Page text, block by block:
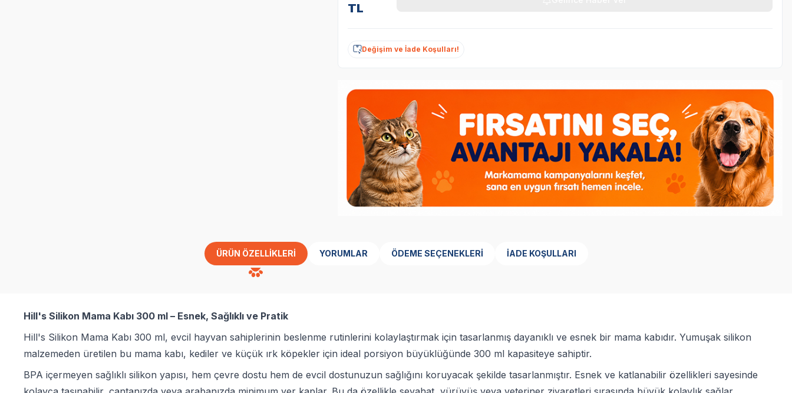
TL
Değişim ve İade Koşulları!
ÜRÜN ÖZELLIKLERI YORUMLAR ÖDEME SEÇENEKLERI İADE KOŞULLARI
Hill's Silikon Mama Kabı 300 ml – Esnek, Sağlıklı ve Pratik
Hill's Silikon Mama Kabı 300 ml, evcil hayvan sahiplerinin beslenme rutinlerini kolaylaştırmak için tasarlanmış dayanıklı ve esnek bir mama kabıdır. Yumuşak silikon
malzemeden üretilen bu mama kabı, kediler ve küçük ırk köpekler için ideal porsiyon büyüklüğünde 300 ml kapasiteye sahiptir.
BPA içermeyen sağlıklı silikon yapısı, hem çevre dostu hem de evcil dostunuzun sağlığını koruyacak şekilde tasarlanmıştır. Esnek ve katlanabilir özellikleri sayesinde